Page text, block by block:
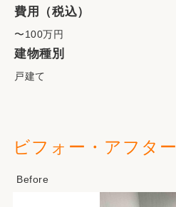
費用（税込）
〜100万円
建物種別
戸建て
ビフォー・アフター